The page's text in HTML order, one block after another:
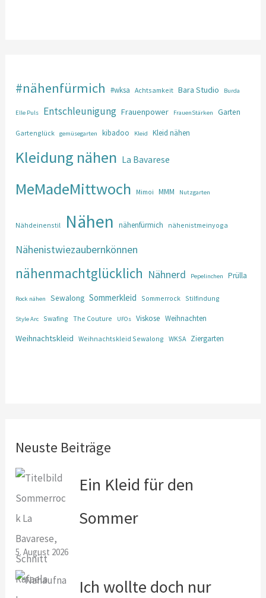
#nähenfürmich #wksa Achtsamkeit Bara Studio Burda
Elle Puls Entschleunigung Frauenpower FrauenStärken Garten
Gartenglück gemüsegarten kibadoo Kleid Kleid nähen
Kleidung nähen La Bavarese
MeMadeMittwoch Mimoi MMM Nutzgarten
Nähdeinenstil Nähen nähenfürmich nähenistmeinyoga
Nähenistwiezaubernkönnen
nähenmachtglücklich Nähnerd Pepelinchen Prülla
Rock nähen Sewalong Sommerkleid Sommerrock Stilfindung
Style Arc Swafing The Couture UFOs Viskose Weihnachten
Weihnachtskleid Weihnachtskleid Sewalong WKSA Ziergarten
Neuste Beiträge
Ein Kleid für den
Sommer
5. August 2026
Ich wollte doch nur